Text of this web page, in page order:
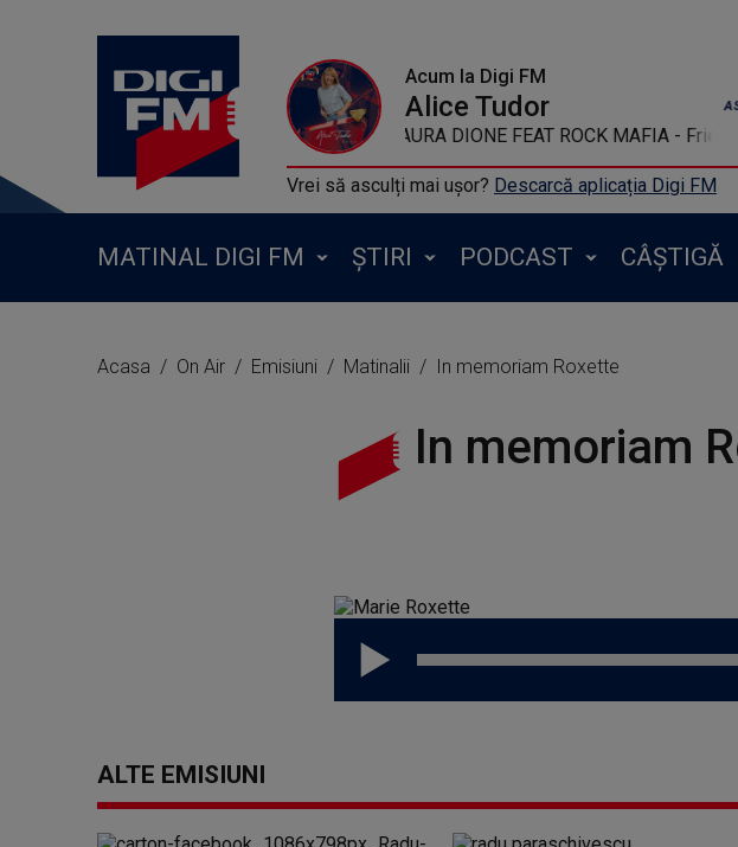
Acum la Digi FM
Alice Tudor
AURA DIONE FEAT ROCK MAFIA -
Vrei să asculți mai ușor? Descarcă aplicația Digi FM
MATINAL DIGI FM ȘTIRI PODCAST CÂȘTIGĂ
Acasa On Air Emisiuni Matinalii In memoriam Roxette
In memoriam
ALTE EMISIUNI